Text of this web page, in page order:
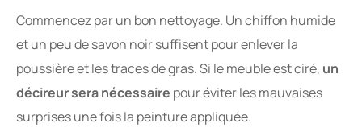
Commencez par un bon nettoyage. Un chiffon humide
et un peu de savon noir suffisent pour enlever la
poussière et les traces de gras. Si le meuble est ciré, un
décireur sera nécessaire pour éviter les mauvaises
surprises une fois la peinture appliquée.